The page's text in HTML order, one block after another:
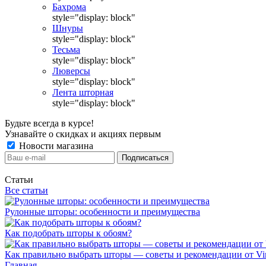
Бахрома
style="display: block"
Шнуры
style="display: block"
Тесьма
style="display: block"
Люверсы
style="display: block"
Лента шторная
style="display: block"
Будьте всегда в курсе!
Узнавайте о скидках и акциях первым
Новости магазина
Статьи
Все статьи
Рулонные шторы: особенности и преимущества
Как подобрать шторы к обоям?
Как правильно выбрать шторы — советы и рекомендации от